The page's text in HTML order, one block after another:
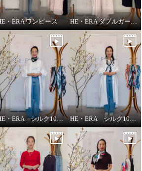
付粒わたベスト
ベージュ Ｌ
¥0
・ERA ワンピース HE・ERA ダブルガーゼ パンツ
HE・ERA シルク100％アレンジ広がる 菱形スカーフ